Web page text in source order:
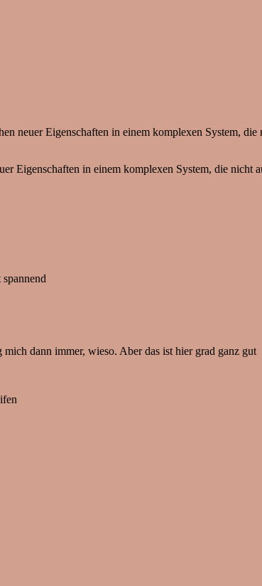
neuer Eigenschaften in einem komplexen System, die
Eigenschaften in einem komplexen System, die nicht
dann immer, wieso. Aber das ist hier grad ganz gut